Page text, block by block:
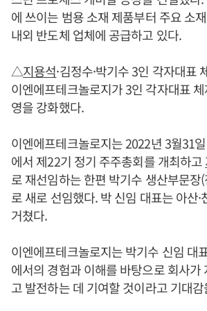
에 쓰이는 범용 소재 제품부터 주요 소
내외 반도체 업체에 공급하고 있다.
△지용석·김정수·박기수 3인 각자대표
이엔에프테크놀로지가 3인 각자대표
영을 강화했다.
이엔에프테크놀로지는 2022년 3월31
에서 제22기 정기 주주총회를 개최하고
로 재선임하는 한편 박기수 생산부문장
로 새로 선임했다. 박 신임 대표는 아산
거쳤다.
이엔에프테크놀로지는 박기수 신임 대
에서의 경험과 이해를 바탕으로 회사가
고 발전하는 데 기여할 것이라고 기대